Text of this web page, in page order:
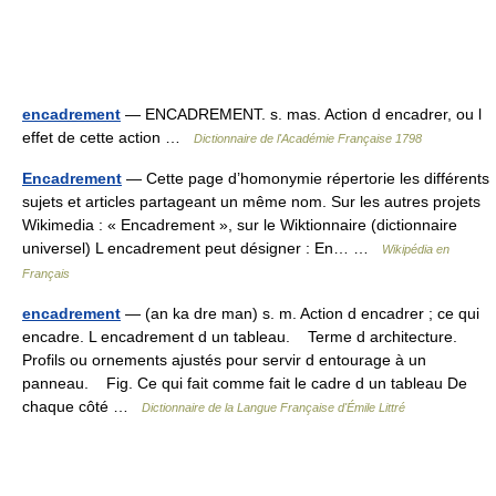
encadrement — ENCADREMENT. s. mas. Action d encadrer, ou l
effet de cette action …
Dictionnaire de l'Académie Française 1798
Encadrement — Cette page d’homonymie répertorie les différents
sujets et articles partageant un même nom. Sur les autres projets
Wikimedia : « Encadrement », sur le Wiktionnaire (dictionnaire
universel) L encadrement peut désigner : En… …
Wikipédia en
Français
encadrement — (an ka dre man) s. m. Action d encadrer ; ce qui
encadre. L encadrement d un tableau. Terme d architecture.
Profils ou ornements ajustés pour servir d entourage à un
panneau. Fig. Ce qui fait comme fait le cadre d un tableau De
chaque côté …
Dictionnaire de la Langue Française d'Émile Littré